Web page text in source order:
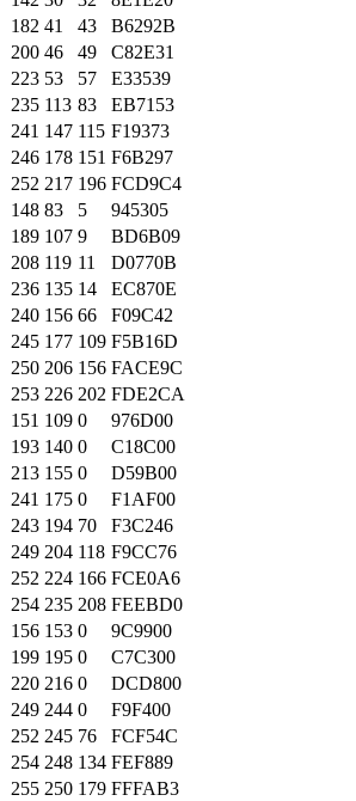
182 41 43
B6292B
200 46 49
C82E31
223 53 57
E33539
235 113 83
EB7153
241 147 115 F19373
246 178 151 F6B297
252 217 196 FCD9C4
148 83 5
945305
189 107 9
BD6B09
208 119 11
D0770B
236 135 14
EC870E
240 156 66
F09C42
245 177 109 F5B16D
250 206 156 FACE9C
253 226 202 FDE2CA
151 109 0
976D00
193 140 0
C18C00
213 155 0
D59B00
241 175 0
F1AF00
243 194 70
F3C246
249 204 118 F9CC76
252 224 166 FCE0A6
254 235 208 FEEBD0
156 153 0
9C9900
199 195 0
C7C300
220 216 0
DCD800
249 244 0
F9F400
252 245 76
FCF54C
254 248 134 FEF889
255 250 179 FFFAB3